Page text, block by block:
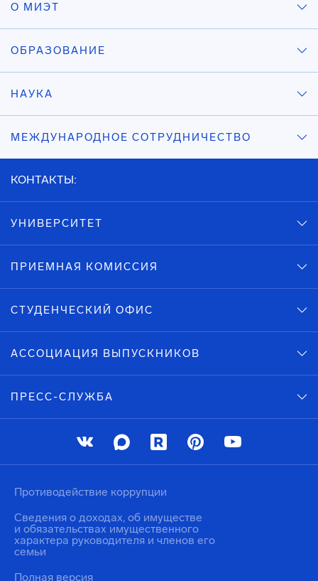
О МИЭТ
ОБРАЗОВАНИЕ
НАУКА
МЕЖДУНАРОДНОЕ СОТРУДНИЧЕСТВО
КОНТАКТЫ:
УНИВЕРСИТЕТ
ПРИЕМНАЯ КОМИССИЯ
СТУДЕНЧЕСКИЙ ОФИС
АССОЦИАЦИЯ ВЫПУСКНИКОВ
ПРЕСС-СЛУЖБА
Противодействие коррупции
Сведения о доходах, об имуществе
и обязательствах имущественного
характера руководителя и членов его
семьи
Полная версия